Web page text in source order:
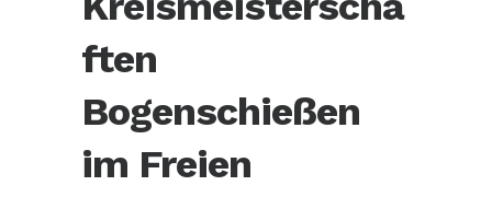
ften
Bogenschießen
im Freien